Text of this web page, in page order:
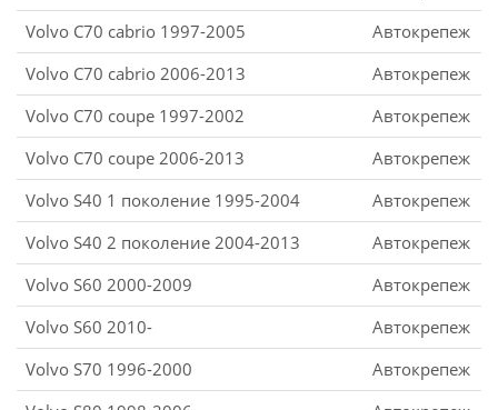
Volvo C70 cabrio 1997-2005
Автокрепеж
Volvo C70 cabrio 2006-2013
Автокрепеж
Volvo C70 coupe 1997-2002
Автокрепеж
Volvo C70 coupe 2006-2013
Автокрепеж
Volvo S40 1 поколение 1995-2004
Автокрепеж
Volvo S40 2 поколение 2004-2013
Автокрепеж
Volvo S60 2000-2009
Автокрепеж
Volvo S60 2010-
Автокрепеж
Volvo S70 1996-2000
Автокрепеж